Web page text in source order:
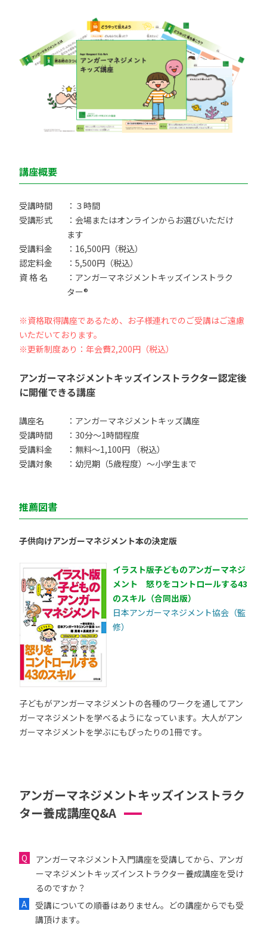
講座概要
受講時間
：３時間
受講形式
：会場またはオンラインからお選びいただけ
ます
受講料金
：16,500円（税込）
認定料金
：5,500円（税込）
資 格 名
：アンガーマネジメントキッズインストラク
ター®
※資格取得講座であるため、お子様連れでのご受講はご遠慮
いただいております。
※更新制度あり：年会費2,200円（税込）
アンガーマネジメントキッズインストラクター認定後
に開催できる講座
講座名
：アンガーマネジメントキッズ講座
受講時間
：30分〜1時間程度
受講料金
：無料〜1,100円 （税込）
受講対象
：幼児期（5歳程度）〜小学生まで
推薦図書
子供向けアンガーマネジメント本の決定版
イラスト版子どものアンガーマネジ
メント 怒りをコントロールする43
のスキル（合同出版）
日本アンガーマネジメント協会（監
修）
子どもがアンガーマネジメントの各種のワークを通してアン
ガーマネジメントを学べるようになっています。大人がアン
ガーマネジメントを学ぶにもぴったりの1冊です。
アンガーマネジメントキッズインストラク
ター養成講座Q&A
アンガーマネジメント入門講座を受講してから、アンガ
ーマネジメントキッズインストラクター養成講座を受け
るのですか？
受講についての順番はありません。どの講座からでも受
講頂けます。